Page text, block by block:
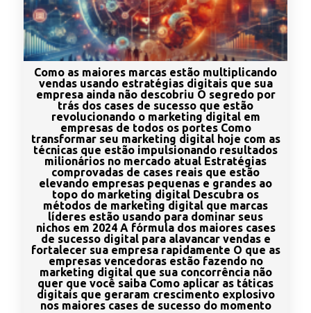
Como as maiores marcas estão multiplicando
vendas usando estratégias digitais que sua
empresa ainda não descobriu O segredo por
trás dos cases de sucesso que estão
revolucionando o marketing digital em
empresas de todos os portes Como
transformar seu marketing digital hoje com as
técnicas que estão impulsionando resultados
milionários no mercado atual Estratégias
comprovadas de cases reais que estão
elevando empresas pequenas e grandes ao
topo do marketing digital Descubra os
métodos de marketing digital que marcas
líderes estão usando para dominar seus
nichos em 2024 A fórmula dos maiores cases
de sucesso digital para alavancar vendas e
fortalecer sua empresa rapidamente O que as
empresas vencedoras estão fazendo no
marketing digital que sua concorrência não
quer que você saiba Como aplicar as táticas
digitais que geraram crescimento explosivo
nos maiores cases de sucesso do momento